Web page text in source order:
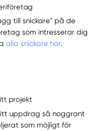
till snickare" på de
som intresserar dig
alla snickare här.
projekt
uppdrag så noggrant
som möjligt för